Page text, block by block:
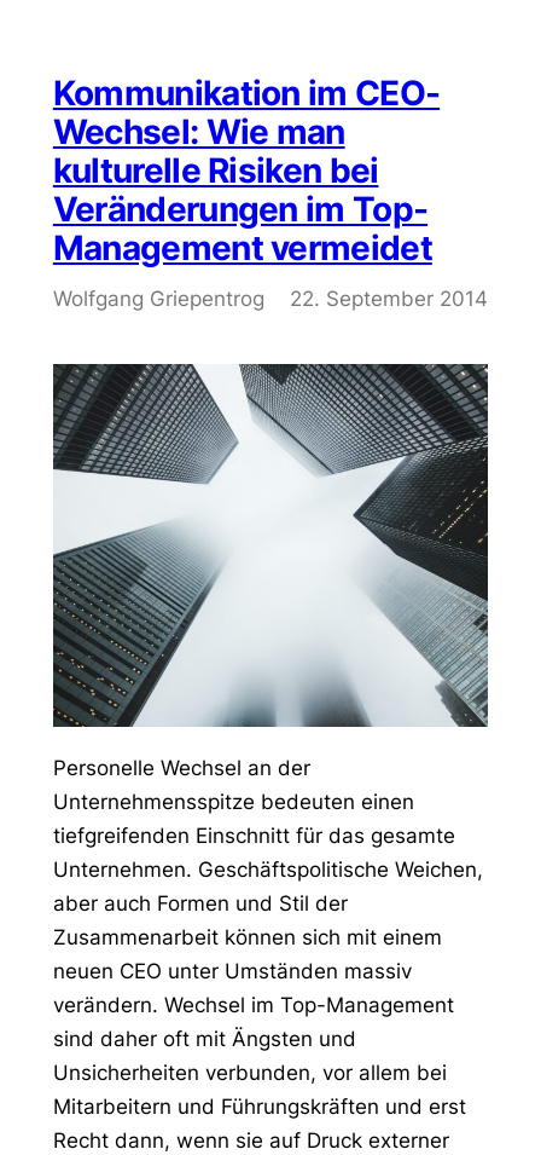
Kommunikation im CEO-
Wechsel: Wie man
kulturelle Risiken bei
Veränderungen im Top-
Management vermeidet
Wolfgang Griepentrog 22. September 2014
Personelle Wechsel an der
Unternehmensspitze bedeuten einen
tiefgreifenden Einschnitt für das gesamte
Unternehmen. Geschäftspolitische Weichen,
aber auch Formen und Stil der
Zusammenarbeit können sich mit einem
neuen CEO unter Umständen massiv
verändern. Wechsel im Top-Management
sind daher oft mit Ängsten und
Unsicherheiten verbunden, vor allem bei
Mitarbeitern und Führungskräften und erst
Recht dann, wenn sie auf Druck externer